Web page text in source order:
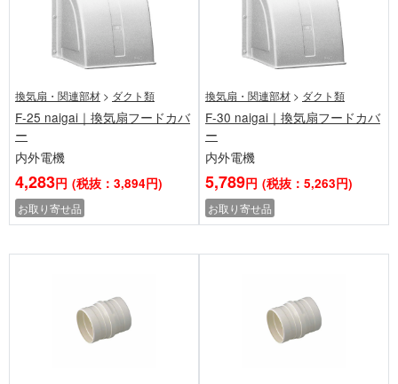
換気扇・関連部材 > ダクト類
F-25 naigai｜換気扇フードカバ
ー
内外電機
4,283円 (税抜：3,894円)
お取り寄せ品
換気扇・関連部材 > ダクト類
F-30 naigai｜換気扇フードカバ
ー
内外電機
5,789円 (税抜：5,263円)
お取り寄せ品